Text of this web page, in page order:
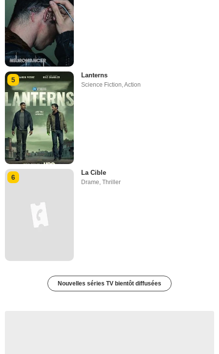
5
Lanterns
Science Fiction,Action
6
La Cible
Drame ,Thriller
Nouvelles séries TV bientôt diffusées